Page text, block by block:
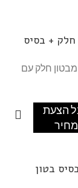
חלק + בסיס
חלק עם
הצעת
מחיר
בטון